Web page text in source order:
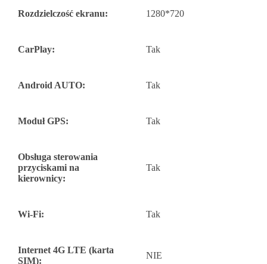
Rozdzielczość ekranu: 1280*720
CarPlay: Tak
Android AUTO: Tak
Moduł GPS: Tak
Obsługa sterowania
przyciskami na
kierownicy:
Tak
Wi-Fi: Tak
Internet 4G LTE (karta
SIM):
NIE